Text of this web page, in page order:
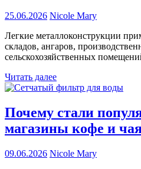
25.06.2026 Nicole Mary
Легкие металлоконструкции
складов, ангаров,
сельскохозяйственных
Читать далее
Почему стали
магазины кофе и
09.06.2026 Nicole Mary